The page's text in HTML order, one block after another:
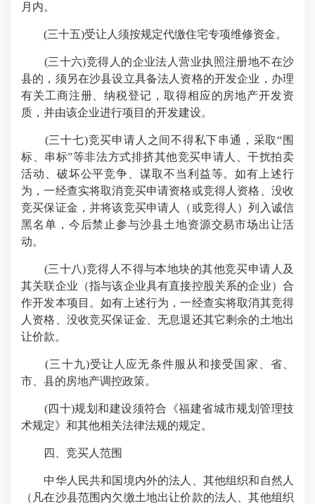
月内。
(三十五)受让人须按规定代缴住宅专项维修资金。
(三十六)竞得人的企业法人营业执照注册地不在沙
县的，须另在沙县设立具备法人资格的开发企业，办理
有关工商注册、纳税登记，取得相应的房地产开发资
质，并由该企业进行项目的开发建设。
(三十七)竞买申请人之间不得私下串通，采取“围
标、串标”等非法方式排挤其他竞买申请人、干扰拍卖
活动、破坏公平竞争、谋取不当利益等。如有上述行
为，一经查实将取消竞买申请资格或竞得人资格、没收
竞买保证金，并将该竞买申请人（或竞得人）列入诚信
黑名单，今后禁止参与沙县土地资源交易市场出让活
动。
(三十八)竞得人不得与本地块的其他竞买申请人及
其关联企业（指与该企业具有直接控股关系的企业）合
作开发本项目。如有上述行为，一经查实将取消其竞得
人资格、没收竞买保证金、无息退还其它剩余的土地出
让价款。
(三十九)受让人应无条件服从和接受国家、省、
市、县的房地产调控政策。
(四十)规划和建设须符合《福建省城市规划管理技
术规定》和其他相关法律法规的规定。
四、竞买人范围
中华人民共和国境内外的法人、其他组织和自然人
（凡在沙县范围内欠缴土地出让价款的法人、其他组织